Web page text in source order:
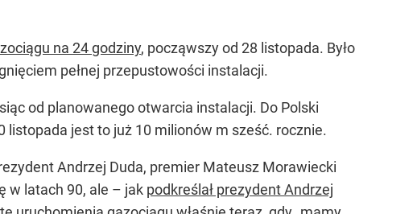
na 24 godziny, począwszy od 28 listopada. Było
pełnej przepustowości instalacji.
od planowanego otwarcia instalacji. Do Polski
listopada jest to już 10 milionów m sześć. rocznie.
Andrzej Duda, premier Mateusz Morawiecki
w latach 90, ale – jak podkreślał prezydent Andrzej